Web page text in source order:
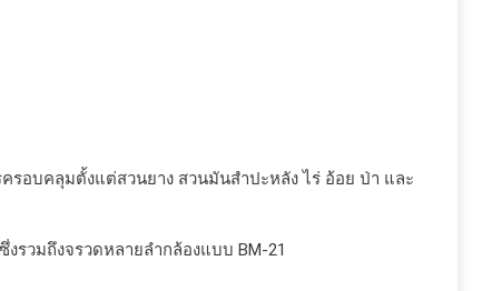
รอบคลุมตั้งแต่สวนยาง สวนมันสำปะหลัง ไร่ อ้อย ป่า และ
ซึ่งรวมถึงจรวดหลายลำกล้องแบบ BM-21